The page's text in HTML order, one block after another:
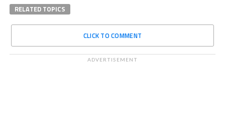
RELATED TOPICS
CLICK TO COMMENT
ADVERTISEMENT